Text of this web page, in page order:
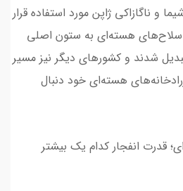
و ناگازاکی ژاپن مورد استفاده قرار
سلاح‌های هسته‌ای به ستون اصلی
شدند و کشورهای دیگر نیز مسیر
هسته‌ای خود دنبال
قدرت انفجار کدام یک بیشتر